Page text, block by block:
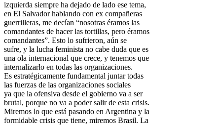
izquierda siempre ha dejado de lado ese tema,
en El Salvador hablando con ex compañeras
guerrilleras, me decían “nosotras éramos las
comandantes de hacer las tortillas, pero éramos
comandantes”. Esto lo sufrieron, aún se
sufre, y la lucha feminista no cabe duda que es
una ola internacional que crece, y tenemos que
internalizarlo en todas las organizaciones.
Es estratégicamente fundamental juntar todas
las fuerzas de las organizaciones sociales
ya que la ofensiva desde el gobierno va a ser
brutal, porque no va a poder salir de esta crisis.
Miremos lo que está pasando en Argentina y la
formidable crisis que tiene, miremos Brasil. La